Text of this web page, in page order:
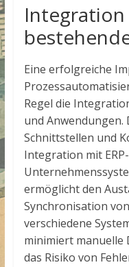
Eine erfolgreiche
Regel die
und Anwendungen.
Schnittstellen und
Integration mit
ermöglicht den
Synchronisation
verschiedene
minimiert manuelle
das Risiko von